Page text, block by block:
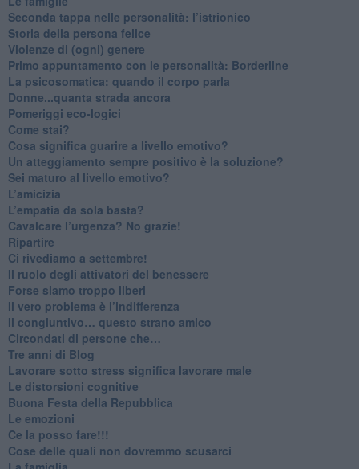
Seconda tappa nelle personalità: l’istrionico
​Storia della persona felice
Violenze di (ogni) genere
​Primo appuntamento con le personalità: Borderline
La psicosomatica: quando il corpo parla
Donne...quanta strada ancora
​Pomeriggi eco-logici
​Come stai?
Cosa significa guarire a livello emotivo?
​Un atteggiamento sempre positivo è la soluzione?
​Sei maturo al livello emotivo?
​L’amicizia
​L’empatia da sola basta?
​Cavalcare l’urgenza? No grazie!
Ripartire
​Ci rivediamo a settembre!
​Il ruolo degli attivatori del benessere
​Forse siamo troppo liberi
​Il vero problema è l’indifferenza
​Il congiuntivo… questo strano amico
​Circondati di persone che…
​Tre anni di Blog
​Lavorare sotto stress significa lavorare male
​Le distorsioni cognitive
​Buona Festa della Repubblica
Le emozioni
​Ce la posso fare!!!
​Cose delle quali non dovremmo scusarci